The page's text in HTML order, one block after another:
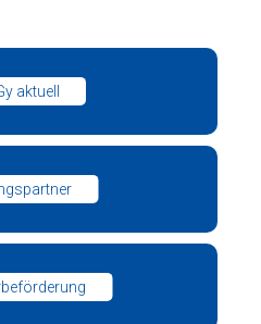
aktuell